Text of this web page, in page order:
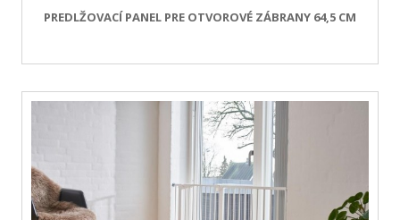
PREDLŽOVACÍ PANEL PRE OTVOROVÉ ZÁBRANY 64,5 CM